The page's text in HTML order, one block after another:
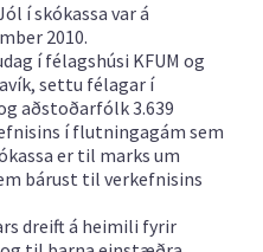
í skókassa var á
2010.
í félagshúsi KFUM og
settu félagar í
aðstoðarfólk 3.639
í flutningagám sem
er til marks um
bárust til verkefnisins
dreift á heimili fyrir